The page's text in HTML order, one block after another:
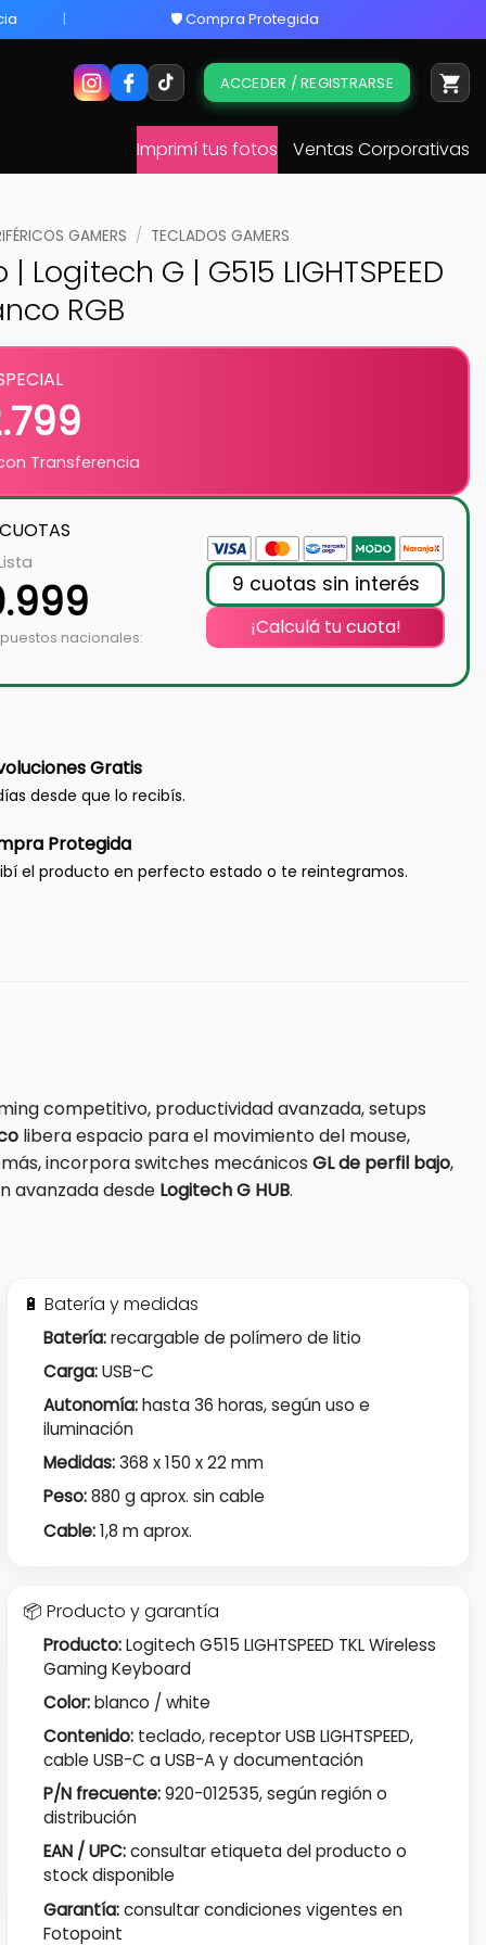
🛡️ Compra Protegida
ACCEDER / REGISTRARSE
Imprimí tus fotos Ventas Corporativas
GAMERS / TECLADOS GAMERS
Logitech G | G515 LIGHTSPEED
RGB
Transferencia
nacionales:
9 cuotas sin interés
¡Calculá tu cuota!
Gratis
desde que lo recibís.
Protegida
el producto en perfecto estado o te reintegramos.
competitivo, productividad avanzada, setups
libera espacio para el movimiento del mouse,
incorpora switches mecánicos GL de perfil bajo,
avanzada desde Logitech G HUB.
🔋 Batería y medidas
Batería:recargable de polímero de litio
Carga:USB-C
Autonomía:hasta 36 horas, según uso e
iluminación
Medidas:368 x 150 x 22 mm
Peso:880 g aprox. sin cable
Cable:1,8 m aprox.
📦 Producto y garantía
Producto:Logitech G515 LIGHTSPEED TKL Wireless
Gaming Keyboard
Color:blanco / white
Contenido: teclado, receptor USB LIGHTSPEED,
cable USB-C a USB-A y documentación
P/N frecuente:920-012535, según región o
distribución
EAN / UPC:consultar etiqueta del producto o
stock disponible
Garantía:consultar condiciones vigentes en
Fotopoint